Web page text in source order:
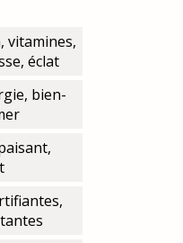
vitamines,
éclat
bien-